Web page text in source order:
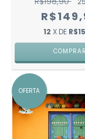
12 X DE
COMPRAR
OFERTA